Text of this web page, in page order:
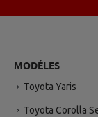
MODÉLES
Toyota Yaris
Toyota Corolla